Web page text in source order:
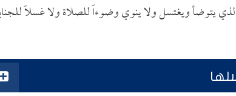
يتوضأ ويغتسل ولا ينوي وضوءاً للصلاة ولا غسلاً